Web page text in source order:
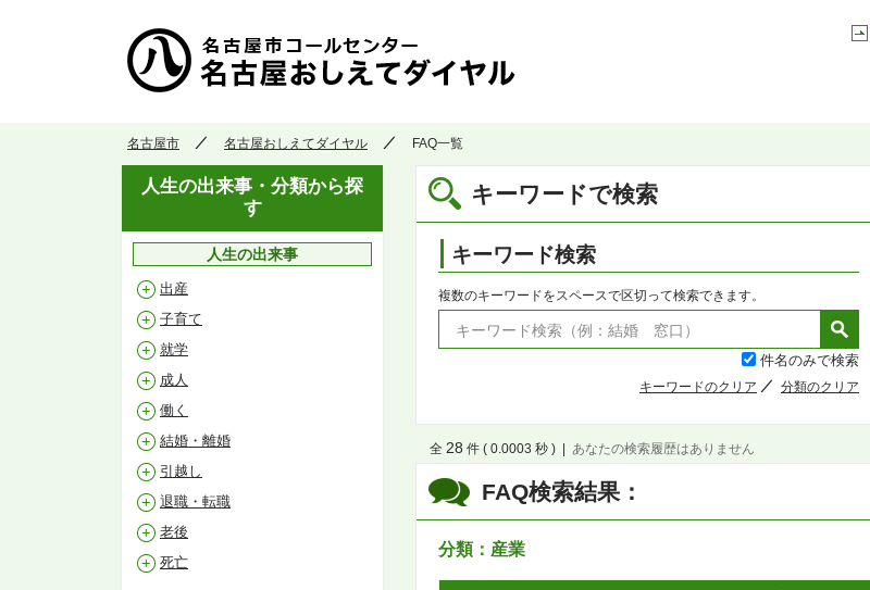
名古屋市 名古屋おしえてダイヤル FAQ一覧
キーワードで検索
キーワード検索
複数のキーワードをスペースで区切って検索できます。
件名のみで検索
キーワードのクリア 分類のクリア
FAQ検索結果：
分類：産業
全 28 件 ( 0.0003 秒 ) あなたの検索履歴はありません
人生の出来事・分類から探
す
人生の出来事
出産
子育て
就学
成人
働く
結婚・離婚
引越し
退職・転職
老後
死亡